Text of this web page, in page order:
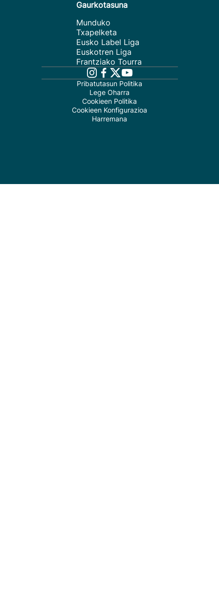
Gaurkotasuna
Munduko
Txapelketa
Eusko Label Liga
Euskotren Liga
Frantziako Tourra
Pribatutasun Politika
Lege Oharra
Cookieen Politika
Cookieen Konfigurazioa
Harremana